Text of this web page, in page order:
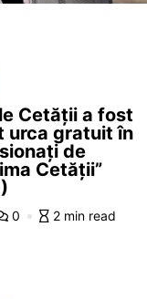
Cetății a fost
urca gratuit în
de
Cetății”
0 2 min read